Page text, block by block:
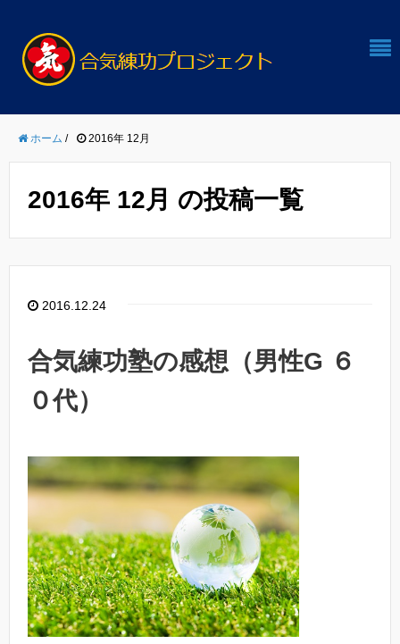
ホーム / 2016年 12月
2016年 12月 の投稿一覧
2016.12.24
合気練功塾の感想（男性G ６
０代）